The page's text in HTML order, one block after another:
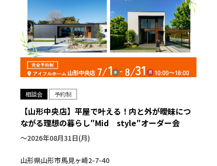
相談会 予約制
【山形中央店】平屋で叶える！内と外が曖昧につ
ながる理想の暮らし″Mid style″オーダー会
〜2026年08月31日(月)
山形県山形市馬見ヶ崎2-7-40